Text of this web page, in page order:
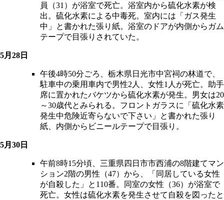
員（31）が浴室で死亡。浴室内から硫化水素が検
出。硫化水素による中毒死。室内には「ガス発生
中」と書かれた張り紙。浴室のドアが内側からガム
テープで目張りされていた。
5月28日
午後4時50分ごろ、栃木県日光市中宮祠の林道で、
駐車中の乗用車内で男性2人、女性1人が死亡。助手
席に置かれたバケツから硫化水素が発生。男女は20
～30歳代とみられる。フロントガラスに「硫化水素
発生中危険近寄らないで下さい」と書かれた張り
紙、内側からビニールテープで目張り。
5月30日
午前8時15分頃、三重県四日市市西浦の8階建てマン
ション2階の男性（47）から、「同居している女性
が自殺した」と110番。同室の女性（36）が浴室で
死亡。女性は硫化水素を発生させて自殺を図ったと